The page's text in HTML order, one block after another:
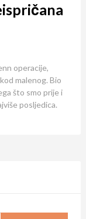
operacije,
malenog. Bio
što smo prije i
posljedica.